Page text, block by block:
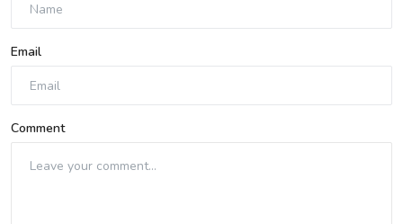
Email
Comment